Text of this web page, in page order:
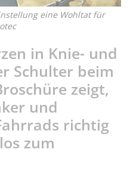
eine Wohltat für
in Knie- und
Schulter beim
zeigt,
und
richtig
zum